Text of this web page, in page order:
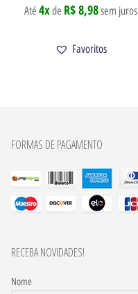
Até 4xde R$ 8,98sem juros
Favoritos
FORMAS DE PAGAMENTO
RECEBA NOVIDADES!
Nome